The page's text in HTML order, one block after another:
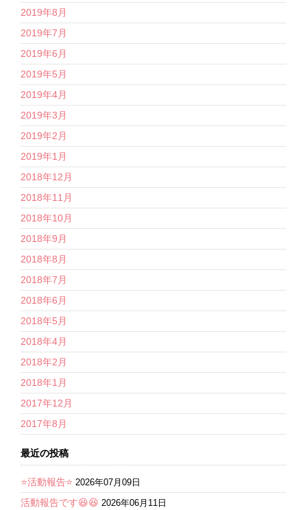
2019年8月
2019年7月
2019年6月
2019年5月
2019年4月
2019年3月
2019年2月
2019年1月
2018年12月
2018年11月
2018年10月
2018年9月
2018年8月
2018年7月
2018年6月
2018年5月
2018年4月
2018年2月
2018年1月
2017年12月
2017年8月
最近の投稿
⭐活動報告⭐ 2026年07月09日
活動報告です😆😆 2026年06月11日